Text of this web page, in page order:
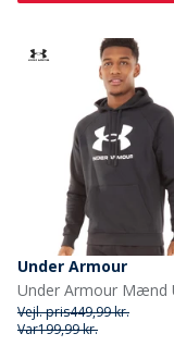
Under Armour
Vejl. pris449,99 kr.
Var199,99 kr.